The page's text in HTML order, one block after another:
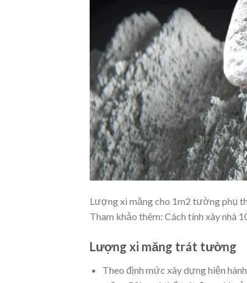
Lượng xi măng cho 1m2 tường phụ
Tham khảo thêm: Cách tính xây nhà
Lượng xi măng trát tường
Theo định mức xây dựng hiện